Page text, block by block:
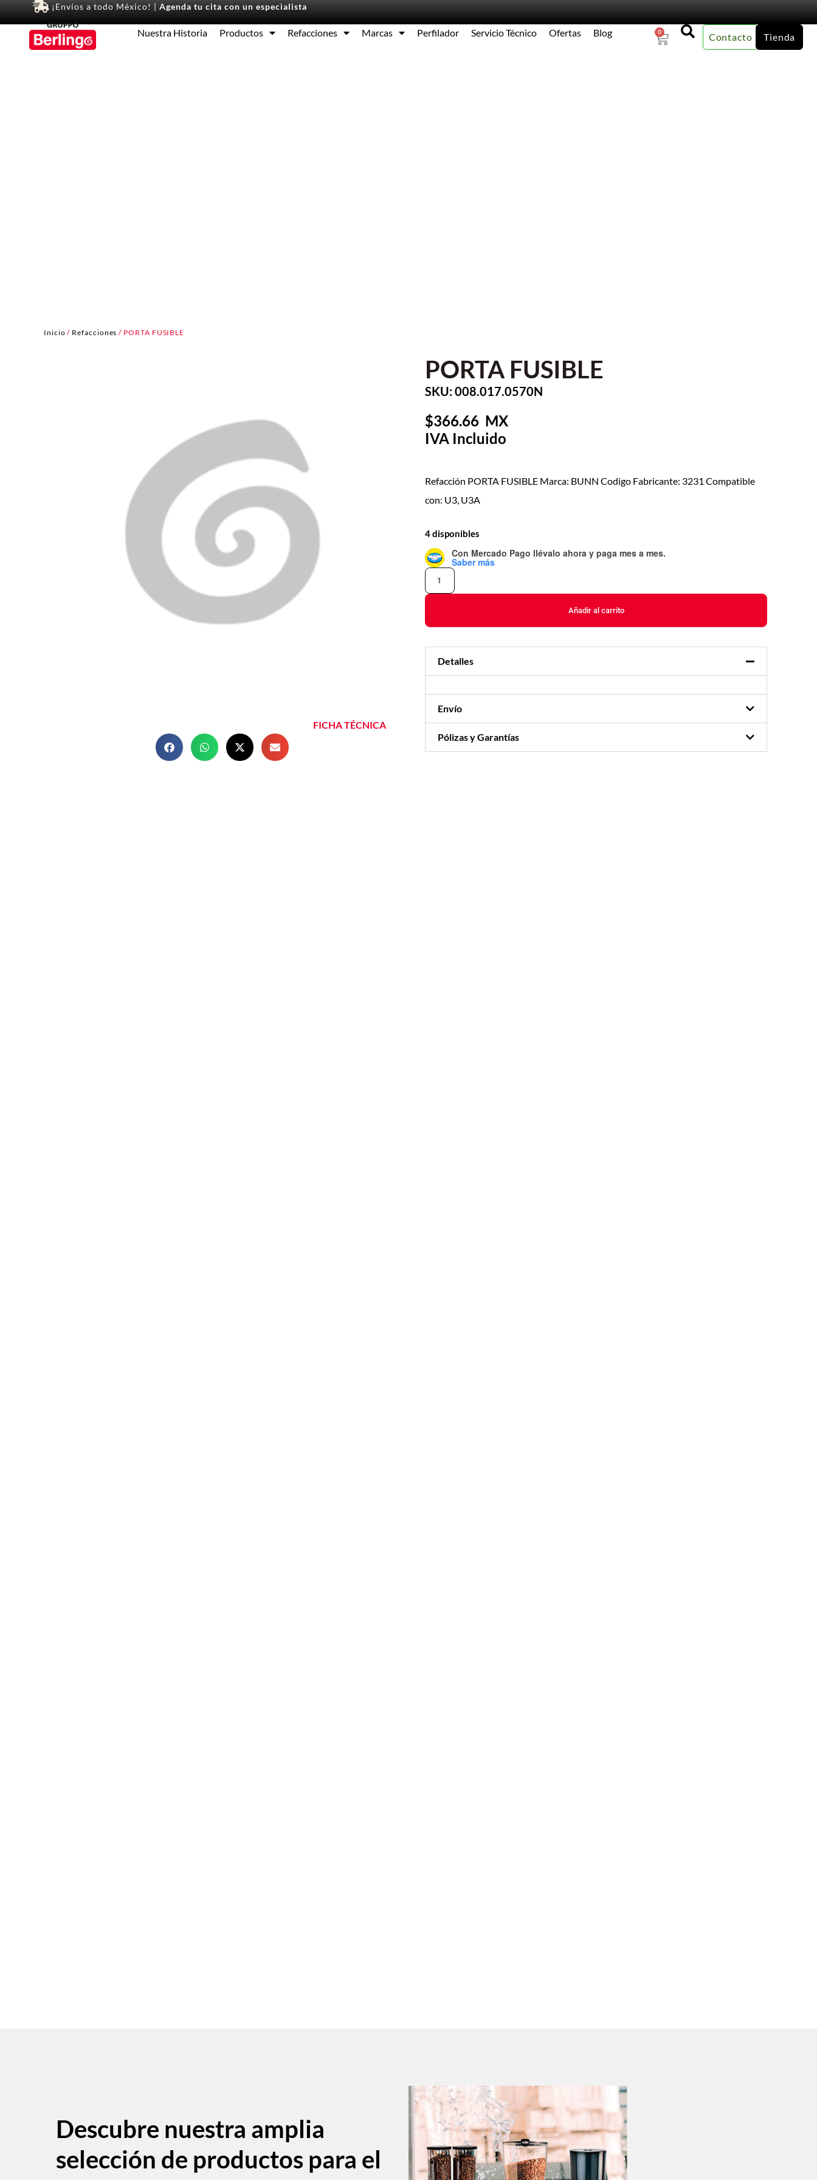
¡Envíos a todo México! | Agenda tu cita con un especialista
Nuestra Historia Productos Refacciones Marcas Perfilador Servicio Técnico Ofertas Blog 0 Contacto Tienda
Inicio / Refacciones / PORTA FUSIBLE
FICHA TÉCNICA
PORTA FUSIBLE
SKU: 008.017.0570N
366.66
Refacción PORTA FUSIBLE Marca: BUNN Codigo Fabricante: 3231 Compatible
con: U3, U3A
4 disponibles
Con Mercado Pago llévalo ahora y paga mes a mes.
Saber más
Añadir al carrito
Detalles
Envío
Pólizas y Garantías
Descubre nuestra amplia
selección de productos para el
Equipos